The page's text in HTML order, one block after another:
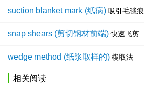
suction blanket mark (纸病) 吸引毛毯痕
snap shears (剪切钢材前端) 快速飞剪
wedge method (纸浆取样的) 楔取法
相关阅读